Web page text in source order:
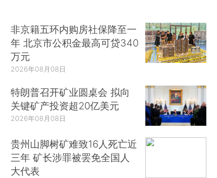
非京籍五环内购房社保降至一
年 北京市公积金最高可贷340
万元
2026年08月08日
特朗普召开矿业圆桌会 拟向
关键矿产投资超20亿美元
2026年08月08日
贵州山脚树矿难致16人死亡近
三年 矿长涉罪被罢免全国人
大代表